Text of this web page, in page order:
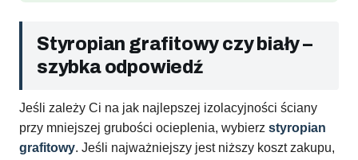
Styropian grafitowy czy biały –
szybka odpowiedź
Jeśli zależy Ci na jak najlepszej izolacyjności ściany
przy mniejszej grubości ocieplenia, wybierz styropian
grafitowy. Jeśli najważniejszy jest niższy koszt zakupu,